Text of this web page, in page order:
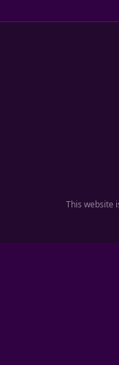
This website